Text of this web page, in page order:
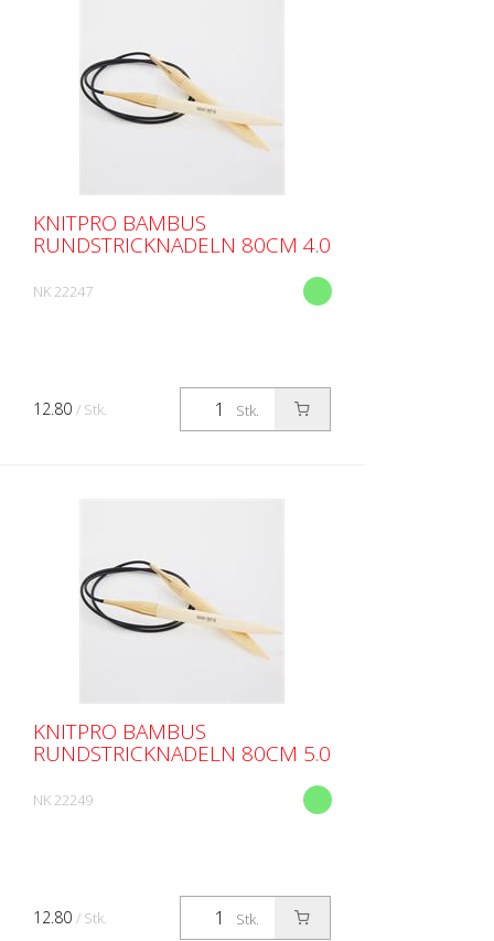
KNITPRO BAMBUS
RUNDSTRICKNADELN 80CM 4.0
NK 22247
Stk.
12.80 / Stk.
KNITPRO BAMBUS
RUNDSTRICKNADELN 80CM 5.0
NK 22249
Stk.
12.80 / Stk.